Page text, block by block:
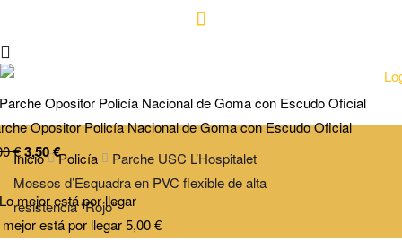
Inicio Policía
Parche USC L’Hospitalet
Mossos d’Esquadra en PVC flexible de alta
resistencia “Rojo”
Opositor Policía Nacional de Goma con Escudo Oficial
€3,50€
está por llegar5,00€